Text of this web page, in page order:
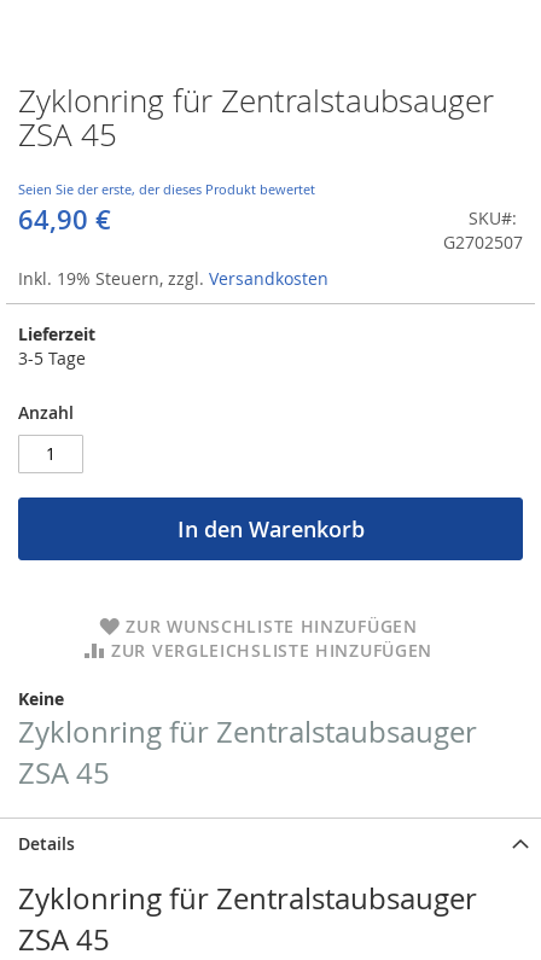
Zyklonring für Zentralstaubsauger
ZSA 45
Seien Sie der erste, der dieses Produkt bewertet
64,90 €
Inkl. 19% Steuern, zzgl. Versandkosten
SKU
G2702507
Lieferzeit
3-5 Tage
Anzahl
In den Warenkorb
ZUR WUNSCHLISTE HINZUFÜGEN
ZUR VERGLEICHSLISTE HINZUFÜGEN
Keine
Zyklonring für Zentralstaubsauger
ZSA 45
Zum
Anfang
der
springen
Details
Zyklonring für Zentralstaubsauger
ZSA 45